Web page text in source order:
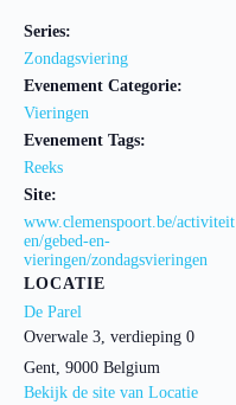
Series:
Zondagsviering
Evenement Categorie:
Vieringen
Evenement Tags:
Reeks
Site:
www.clemenspoort.be/activiteit
en/gebed-en-
vieringen/zondagsvieringen
LOCATIE
De Parel
Overwale 3, verdieping 0
Gent, 9000 Belgium
Bekijk de site van Locatie